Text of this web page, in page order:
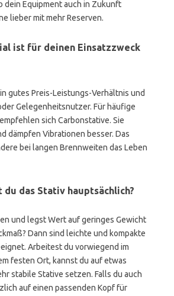
dein Equipment auch in Zukunft
lieber mit mehr Reserven.
ist für deinen Einsatzzweck
gutes Preis-Leistungs-Verhältnis und
Gelegenheitsnutzer. Für häufige
sich Carbonstative. Sie
dämpfen Vibrationen besser. Das
bei langen Brennweiten das Leben
du das Stativ hauptsächlich?
und legst Wert auf geringes Gewicht
Dann sind leichte und kompakte
Arbeitest du vorwiegend im
festen Ort, kannst du auf etwas
stabile Stative setzen. Falls du auch
auf einen passenden Kopf für